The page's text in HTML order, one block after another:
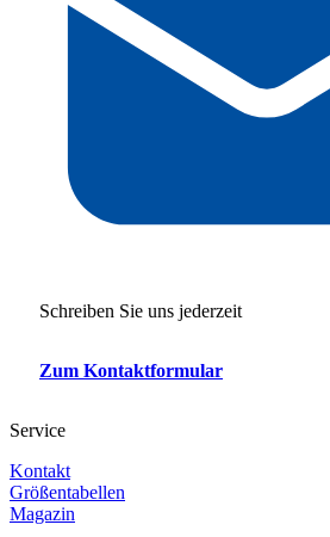
Schreiben Sie uns jederzeit
Zum Kontaktformular
Service
Kontakt
Größentabellen
Magazin